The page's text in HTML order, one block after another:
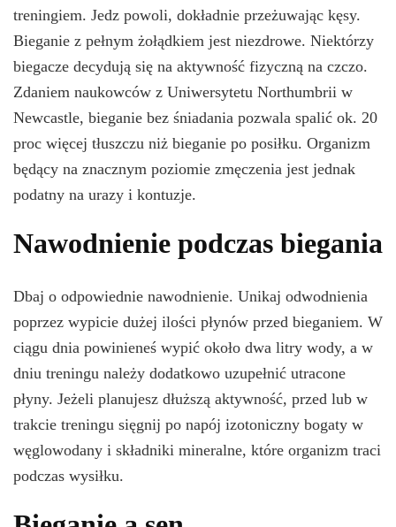
treningiem. Jedz powoli, dokładnie przeżuwając kęsy.
Bieganie z pełnym żołądkiem jest niezdrowe. Niektórzy
biegacze decydują się na aktywność fizyczną na czczo.
Zdaniem naukowców z Uniwersytetu Northumbrii w
Newcastle, bieganie bez śniadania pozwala spalić ok. 20
proc więcej tłuszczu niż bieganie po posiłku. Organizm
będący na znacznym poziomie zmęczenia jest jednak
podatny na urazy i kontuzje.
Nawodnienie podczas biegania
Dbaj o odpowiednie nawodnienie. Unikaj odwodnienia
poprzez wypicie dużej ilości płynów przed bieganiem. W
ciągu dnia powinieneś wypić około dwa litry wody, a w
dniu treningu należy dodatkowo uzupełnić utracone
płyny. Jeżeli planujesz dłuższą aktywność, przed lub w
trakcie treningu sięgnij po napój izotoniczny bogaty w
węglowodany i składniki mineralne, które organizm traci
podczas wysiłku.